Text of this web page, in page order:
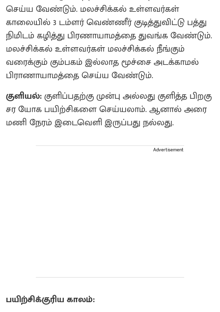
செய்ய வேண்டும். மலச்சிக்கல் உள்ளவர்கள்
காலையில் 3 டம்ளர் வெண்ணீர் குடித்துவிட்டு பத்து
நிமிடம் கழித்து பிரணாயாமத்தை துவங்க வேண்டும்.
மலச்சிக்கல் உள்ளவர்கள் மலச்சிக்கல் நீங்கும்
வரைக்கும் கும்பகம் இல்லாத மூச்சை அடக்காமல்
பிராணாயாமத்தை செய்ய வேண்டும்.
குளியல்:குளிப்பதற்கு முன்பு அல்லது குளித்த பிறகு
சர யோக பயிற்சிகளை செய்யலாம். ஆனால் அரை
மணி நேரம் இடைவெளி இருப்பது நல்லது.
Advertisement
பயிற்சிக்குரிய காலம்: